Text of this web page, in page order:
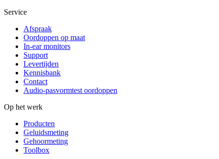
Service
Afspraak
Oordoppen op maat
In-ear monitors
Support
Levertijden
Kennisbank
Contact
Audio-pasvormtest oordoppen
Op het werk
Producten
Geluidsmeting
Gehoormeting
Toolbox